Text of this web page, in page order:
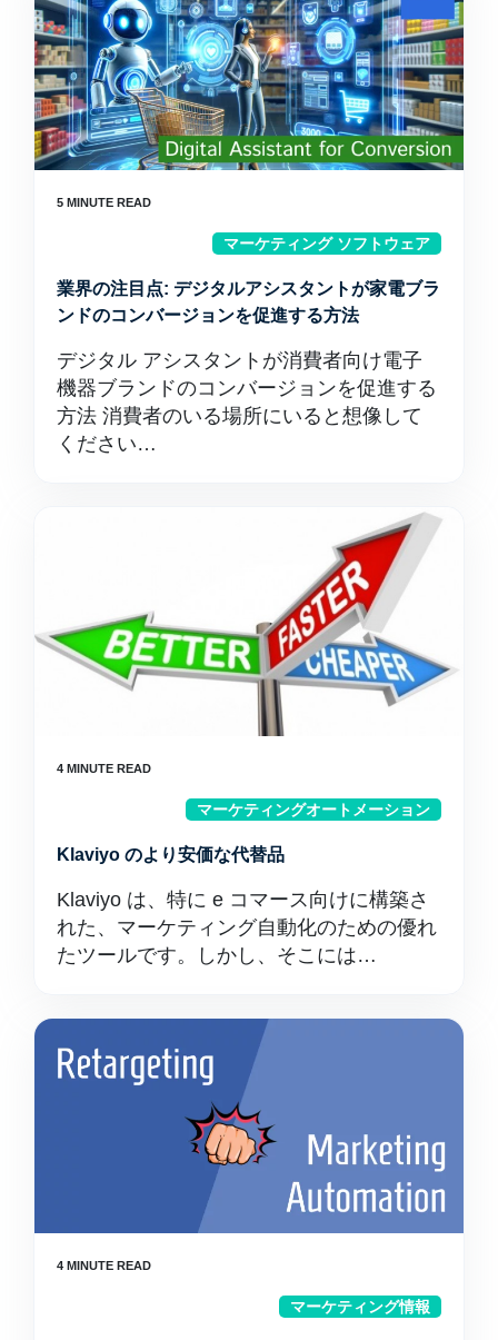
マーケティング ソフトウェア
業界の注目点: デジタルアシスタントが家電ブラ
ンドのコンバージョンを促進する方法
デジタル アシスタントが消費者向け電子
機器ブランドのコンバージョンを促進する
方法 消費者のいる場所にいると想像して
ください…
マーケティングオートメーション
Klaviyo のより安価な代替品
Klaviyo は、特に e コマース向けに構築さ
れた、マーケティング自動化のための優れ
たツールです。しかし、そこには…
マーケティング情報